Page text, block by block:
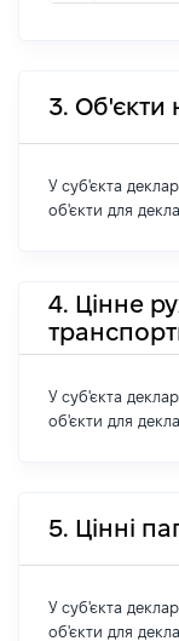
3. Об'єкти
У суб'єкта
об'єкти для
4. Цінне
У суб'єкта
об'єкти для
5. Цінні
У суб'єкта
об'єкти для